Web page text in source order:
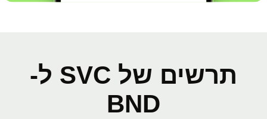
תרשים של SVC ל-
BND